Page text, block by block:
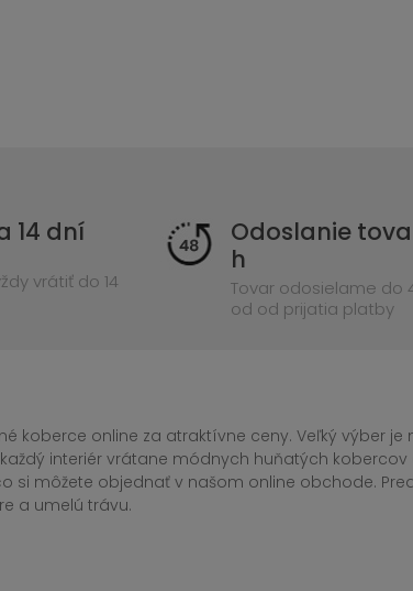
14 dní
vrátiť do 14
Odoslanie
h
Tovar odosielame do
od od prijatia platby
koberce online za atraktívne ceny. Veľký výber je
interiér vrátane módnych huňatých kobercov
si môžete objednať v našom online obchode.
a umelú trávu.